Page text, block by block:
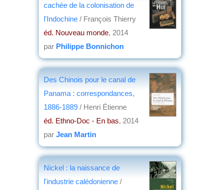
cachée de la colonisation de
l'Indochine / François Thierry
éd. Nouveau monde, 2014
par Philippe Bonnichon
Des Chinois pour le canal de
Panama : correspondances,
1886-1889 / Henri Étienne
éd. Ethno-Doc - En bas, 2014
par Jean Martin
Nickel : la naissance de
l'industrie calédonienne /